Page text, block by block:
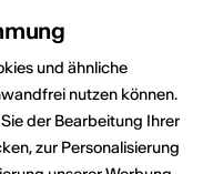
und ähnliche
nutzen können.
der Bearbeitung Ihrer
zur Personalisierung